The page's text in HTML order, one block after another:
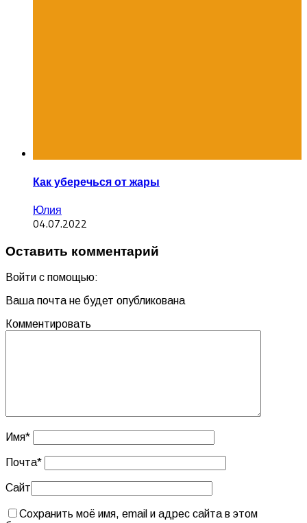
Как уберечься от жары
Юлия
04.07.2022
Оставить комментарий
Войти с помощью:
Ваша почта не будет опубликована
Комментировать
Имя*
Почта*
Сайт
Сохранить моё имя, email и адрес сайта в этом